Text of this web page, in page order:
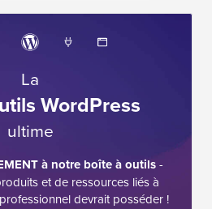
La
WordPress
ultime
à notre boîte à outils-
et de ressources liés à
devrait posséder !